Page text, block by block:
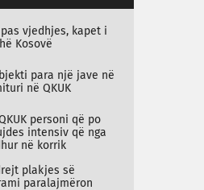
vjedhjes, kapet i
Kosovë
para një jave në
në QKUK
personi që po
intensiv që nga
në korrik
plakjes së
paralajmëron